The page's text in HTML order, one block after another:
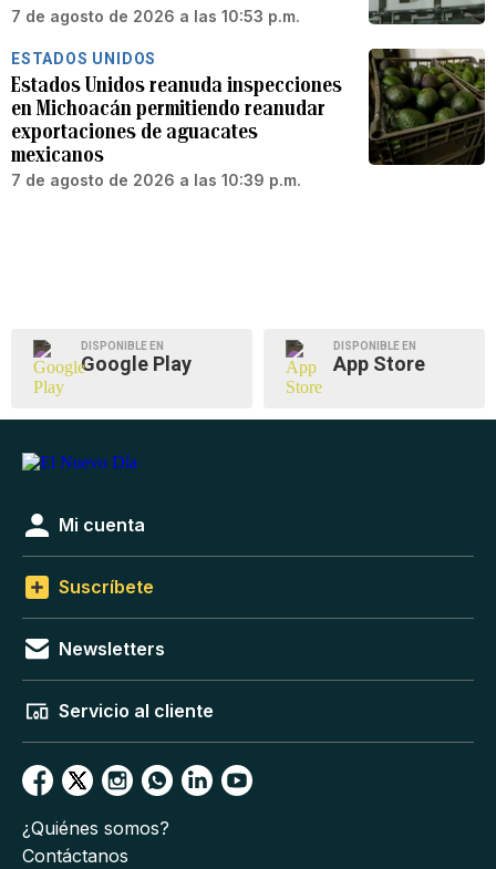
7 de agosto de 2026 a las 10:53 p.m.
ESTADOS UNIDOS
Estados Unidos reanuda inspecciones
en Michoacán permitiendo reanudar
exportaciones de aguacates
mexicanos
7 de agosto de 2026 a las 10:39 p.m.
DISPONIBLE EN
Google Play
DISPONIBLE EN
App Store
Mi cuenta
Suscríbete
Newsletters
Servicio al cliente
¿Quiénes somos?
Contáctanos